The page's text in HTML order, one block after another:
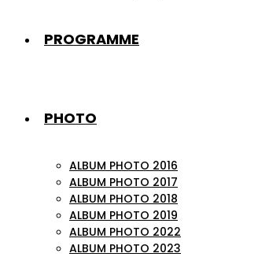
PROGRAMME
PHOTO
ALBUM PHOTO 2016
ALBUM PHOTO 2017
ALBUM PHOTO 2018
ALBUM PHOTO 2019
ALBUM PHOTO 2022
ALBUM PHOTO 2023